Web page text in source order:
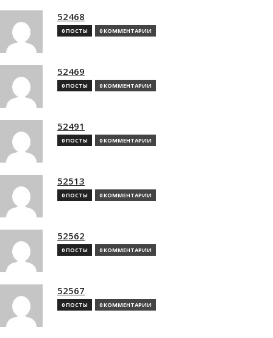
52468
0 ПОСТЫ 0 КОММЕНТАРИИ
52469
0 ПОСТЫ 0 КОММЕНТАРИИ
52491
0 ПОСТЫ 0 КОММЕНТАРИИ
52513
0 ПОСТЫ 0 КОММЕНТАРИИ
52562
0 ПОСТЫ 0 КОММЕНТАРИИ
52567
0 ПОСТЫ 0 КОММЕНТАРИИ